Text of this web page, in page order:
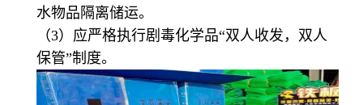
水物品隔离储运。
（3）应严格执行剧毒化学品“双人收发，双人
保管”制度。